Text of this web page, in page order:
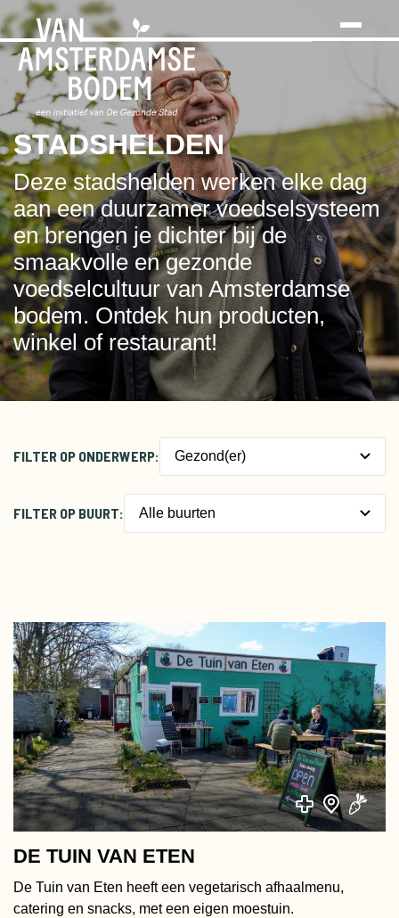
Skip
to
the
content
Search
STADSHELDEN
Deze stadshelden werken elke dag
aan een duurzamer voedselsysteem
en brengen je dichter bij de
smaakvolle en gezonde
voedselcultuur van Amsterdamse
bodem. Ontdek hun producten,
winkel of restaurant!
FILTER OP ONDERWERP: Gezond(er)
Biodiversiteit
Circulair
Gezond(er)
Lokaal verbouwd
Meedoen
Plantaardig
Sociaal
FILTER OP BUURT: Alle buurten
Noord
Oost
West
Zuid
Zuid-Oost
Overige
DE TUIN VAN ETEN
De Tuin van Eten heeft een vegetarisch afhaalmenu,
catering en snacks, met een eigen moestuin.